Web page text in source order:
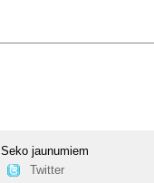
Seko jaunumiem
Twitter